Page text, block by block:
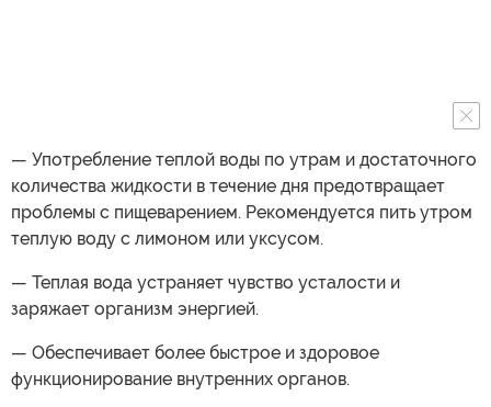
— Употребление теплой воды по утрам и достаточного
количества жидкости в течение дня предотвращает
проблемы с пищеварением. Рекомендуется пить утром
теплую воду с лимоном или уксусом.
— Теплая вода устраняет чувство усталости и
заряжает организм энергией.
— Обеспечивает более быстрое и здоровое
функционирование внутренних органов.